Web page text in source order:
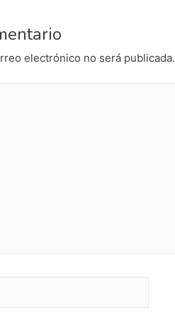
electrónico no será publicada.